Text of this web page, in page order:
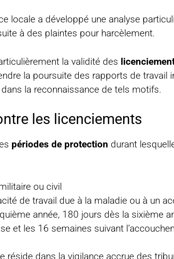
locale a développé une analyse
à des plaintes pour harcèlement.
la validité des
la poursuite des rapports de
la reconnaissance de tels motifs.
les licenciements
périodes de protection durant
ou civil
de travail due à la maladie ou à un
année, 180 jours dès la sixième
et les 16 semaines suivant
réside dans la vigilance accrue des